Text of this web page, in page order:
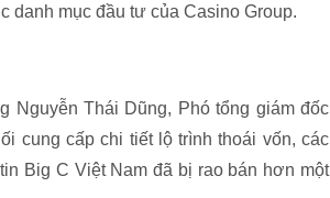
danh mục đầu tư của Casino Group.
Nguyễn Thái Dũng, Phó tổng giám đốc
cung cấp chi tiết lộ trình thoái vốn, các
Big C Việt Nam đã bị rao bán hơn một